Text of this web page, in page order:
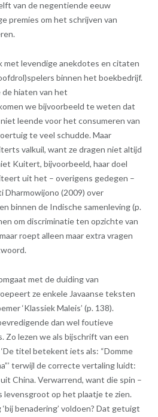
van de negentiende eeuw
premies om het schrijven van
met levendige anekdotes en citaten
binnen het boekbedrijf.
de hiaten van het
we bijvoorbeeld te weten dat
leende voor het consumeren van
te veel schudde. Maar
valkuil, want ze dragen niet altijd
Kuitert, bijvoorbeeld, haar doel
uit het – overigens gedegen –
Dharmowijono (2009) over
binnen de Indische samenleving (p.
om discriminatie ten opzichte van
roept alleen maar extra vragen
met de duiding van
ze enkele Javaanse teksten
‘Klassiek Maleis’ (p. 138).
dan wel foutieve
Zo lezen we als bijschrift van een
titel betekent iets als: “Domme
terwijl de correcte vertaling luidt:
China. Verwarrend, want die spin –
levensgroot op het plaatje te zien.
benadering’ voldoen? Dat getuigt